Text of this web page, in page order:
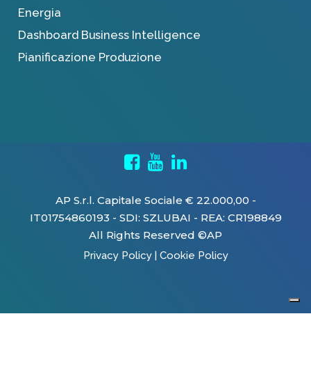
Energia
Dashboard Business Intelligence
Pianificazione Produzione
AP S.r.l. Capitale Sociale € 22.000,00 -
IT01754860193 - SDI: SZLUBAI - REA: CR198849
All Rights Reserved ©AP
Privacy Policy| Cookie Policy